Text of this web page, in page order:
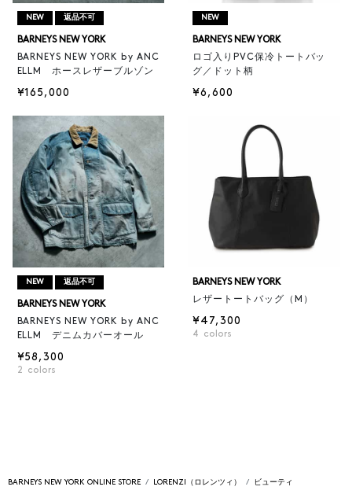
NEW 返品不可
BARNEYS NEW YORK
BARNEYS NEW YORK by ANC
ELLM ホースレザーブルゾン
¥165,000
NEW
BARNEYS NEW YORK
ロゴ入りPVC保冷トートバッ
グ／ドット柄
¥6,600
NEW 返品不可
BARNEYS NEW YORK
BARNEYS NEW YORK by ANC
ELLM デニムカバーオール
¥58,300
2 colors
BARNEYS NEW YORK
レザートートバッグ（M）
¥47,300
4 colors
BARNEYS NEW YORK ONLINE STORE LORENZI（ロレンツィ） ビューティ